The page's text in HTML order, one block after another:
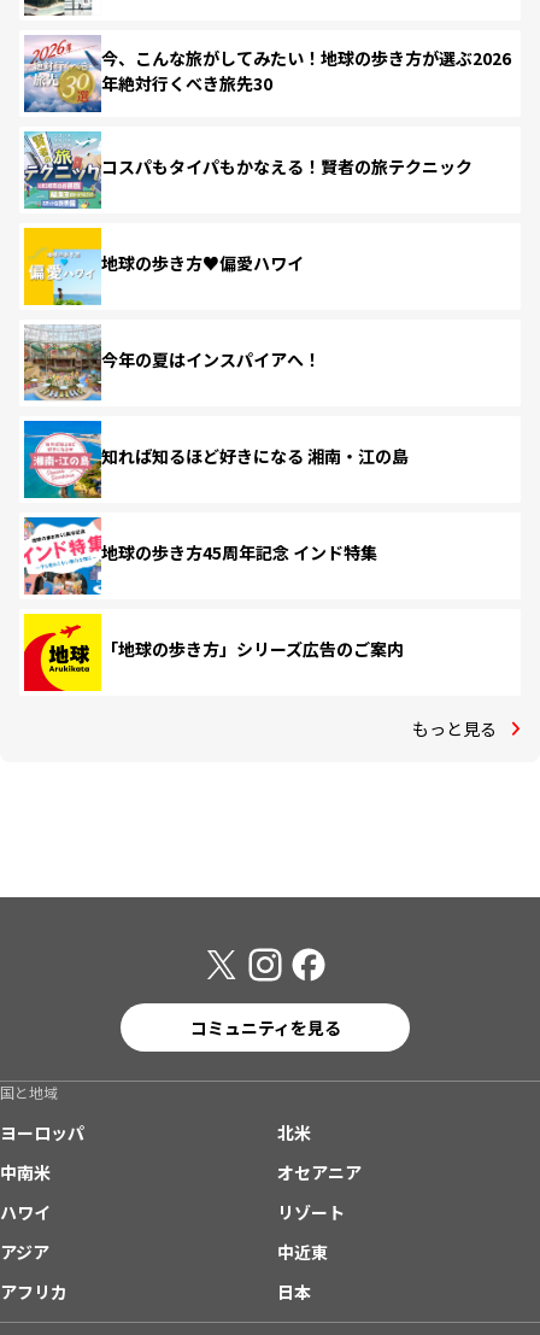
今、こんな旅がしてみたい！地球の歩き方が選ぶ2026
年絶対行くべき旅先30
コスパもタイパもかなえる！賢者の旅テクニック
地球の歩き方♥偏愛ハワイ
今年の夏はインスパイアへ！
知れば知るほど好きになる 湘南・江の島
地球の歩き方45周年記念 インド特集
「地球の歩き方」シリーズ広告のご案内
もっと見る
コミュニティを見る
国と地域
ヨーロッパ
北米
中南米
オセアニア
ハワイ
リゾート
アジア
中近東
アフリカ
日本